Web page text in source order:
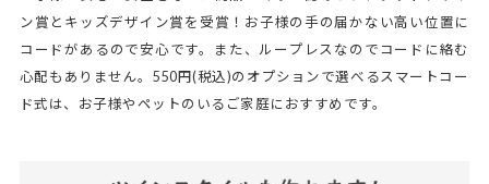
ン賞とキッズデザイン賞を受賞！お子様の手の届かない高い位置に
コードがあるので安心です。また、ループレスなのでコードに絡む
心配もありません。550円(税込)のオプションで選べるスマートコー
ド式は、お子様やペットのいるご家庭におすすめです。